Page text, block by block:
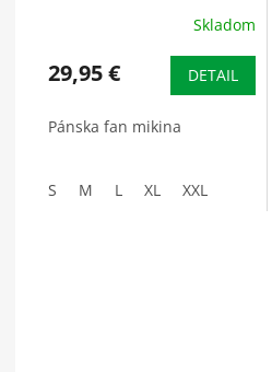
Skladom
29,95 € DETAIL
Pánska fan mikina
S M L XL XXL